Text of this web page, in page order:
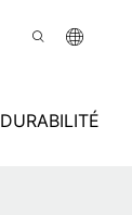
DURABILITÉ